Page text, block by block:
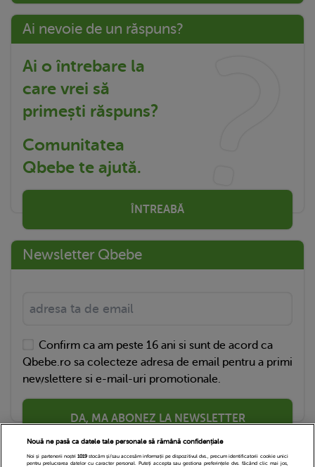
Ai nevoie de un răspuns?
Ai o întrebare la
care vrei să
primești răspuns?
Comunitatea
Qbebe te ajută.
ÎNTREABĂ
Newsletter Qbebe
Confirm ca am peste 16 ani si sunt de acord ca
Qbebe.ro sa colecteze adresa de email pentru a primi
newslettere si e-mail-uri promotionale.
DA, MA ABONEZ LA NEWSLETTER
Nouă ne pasă ca datele tale personale să rămână confidențiale
Noi și partenerii noștri 1019stocăm și/sau accesăm informații pe dispozitivul dvs., precum identificatorii cookie unici
pentru prelucrarea datelor cu caracter personal. Puteți accepta sau gestiona preferințele dvs. făcând clic mai jos,